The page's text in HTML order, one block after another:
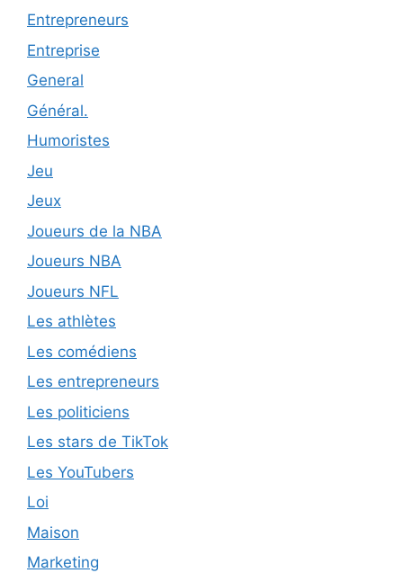
Entrepreneurs
Entreprise
General
Général.
Humoristes
Jeu
Jeux
Joueurs de la NBA
Joueurs NBA
Joueurs NFL
Les athlètes
Les comédiens
Les entrepreneurs
Les politiciens
Les stars de TikTok
Les YouTubers
Loi
Maison
Marketing